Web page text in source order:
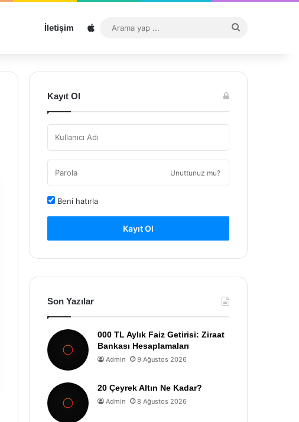
İletişim Sitemap
...
Kayıt Ol
Unuttunuz mu?
Beni hatırla
Kayıt Ol
Son Yazılar
000 TL Aylık Faiz Getirisi: Ziraat
Bankası Hesaplamaları
Admin 9 Ağustos 2026
20 Çeyrek Altın Ne Kadar?
Admin 8 Ağustos 2026